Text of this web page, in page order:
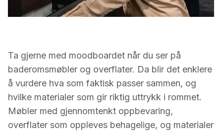
Ta gjerne med moodboardet når du ser på
baderomsmøbler og overflater. Da blir det enklere
å vurdere hva som faktisk passer sammen, og
hvilke materialer som gir riktig uttrykk i rommet.
Møbler med gjennomtenkt oppbevaring,
overflater som oppleves behagelige, og materialer